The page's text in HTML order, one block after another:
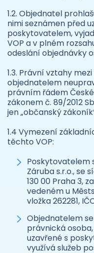
1.2. Objednatel
nimi seznámen před
poskytovatelem,
VOP a v plném
odeslání objednávky
1.3. Právní vztahy
objednatelem
právním řádem
zákonem č. 89/2012
jen „občanský
1.4 Vymezení
těchto VOP:
Poskytovatelem
Záruba s.r.o., se
130 00 Praha 3,
vedeném u
vložka 262281,
Objednatelem
právnická
uzavřené s
využívá služeb